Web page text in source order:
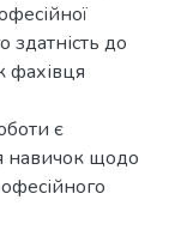
здатність до
фахівця
є
навичок щодо